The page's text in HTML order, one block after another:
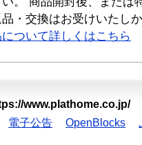
・交換はお受けいたし
ついて詳しくはこちら
www.plathome.co.jp/
電子公告 OpenBlocks